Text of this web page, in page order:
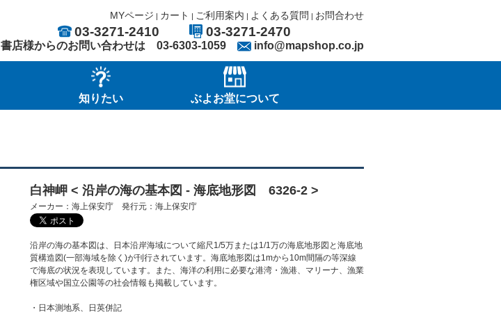
MYページ | カート | ご利用案内 | よくある質問 | お問合わせ
03-3271-2410 03-3271-2470
書店様からのお問い合わせは 03-6303-1059 info@mapshop.co.jp
知りたい ぶよお堂について
白神岬 < 沿岸の海の基本図 - 海底地形図 6326-2 >
メーカー：海上保安庁 発行元：海上保安庁
沿岸の海の基本図は、日本沿岸海域について縮尺1/5万または1/1万の海底地形図と海底地
質構造図(一部海域を除く)が刊行されています。海底地形図は1mから10m間隔の等深線
で海底の状況を表現しています。また、海洋の利用に必要な港湾・漁港、マリーナ、漁業
権区域や国立公園等の社会情報も掲載しています。
・日本測地系、日英併記